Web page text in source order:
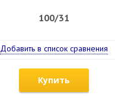
100/31
Добавить в список сравнения
Купить